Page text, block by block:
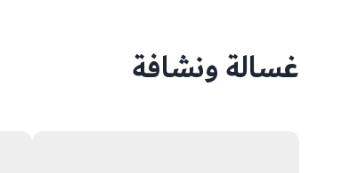
غسالة ونشافة